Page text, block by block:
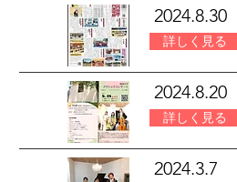
2024.8.30
詳しく見る
2024.8.20
詳しく見る
2024.3.7